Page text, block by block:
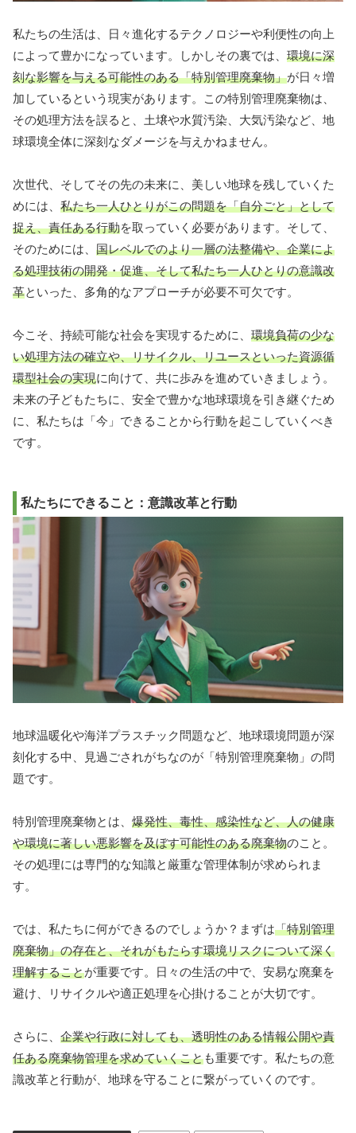
私たちの生活は、日々進化するテクノロジーや利便性の向上
によって豊かになっています。しかしその裏では、 環境に深
刻な影響を与える可能性のある「特別管理廃棄物」が日々増
加しているという現実があります。この特別管理廃棄物は、
その処理方法を誤ると、土壌や水質汚染、大気汚染など、地
球環境全体に深刻なダメージを与えかねません。
次世代、そしてその先の未来に、美しい地球を残していくた
めには、 私たち一人ひとりがこの問題を「自分ごと」として
捉え、責任ある行動を取っていく必要があります。そして、
そのためには、 国レベルでのより一層の法整備や、企業によ
る処理技術の開発・促進、そして私たち一人ひとりの意識改
革といった、多角的なアプローチが必要不可欠です。
今こそ、持続可能な社会を実現するために、 環境負荷の少な
い処理方法の確立や、リサイクル、リユースといった資源循
環型社会の実現に向けて、共に歩みを進めていきましょう。
未来の子どもたちに、安全で豊かな地球環境を引き継ぐため
に、私たちは「今」できることから行動を起こしていくべき
です。
私たちにできること：意識改革と行動
地球温暖化や海洋プラスチック問題など、地球環境問題が深
刻化する中、見過ごされがちなのが「特別管理廃棄物」の問
題です。
特別管理廃棄物とは、 爆発性、毒性、感染性など、人の健康
や環境に著しい悪影響を及ぼす可能性のある廃棄物のこと。
その処理には専門的な知識と厳重な管理体制が求められま
す。
では、私たちに何ができるのでしょうか？まずは「特別管理
廃棄物」の存在と、それがもたらす環境リスクについて深く
理解することが重要です。日々の生活の中で、安易な廃棄を
避け、リサイクルや適正処理を心掛けることが大切です。
さらに、 企業や行政に対しても、透明性のある情報公開や責
任ある廃棄物管理を求めていくことも重要です。私たちの意
識改革と行動が、地球を守ることに繋がっていくのです。